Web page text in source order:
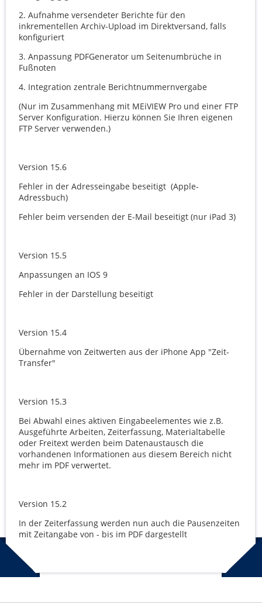
2. Aufnahme versendeter Berichte für den
inkrementellen Archiv-Upload im Direktversand, falls
konfiguriert
3. Anpassung PDFGenerator um Seitenumbrüche in
Fußnoten
4. Integration zentrale Berichtnummernvergabe
(Nur im Zusammenhang mit MEiVIEW Pro und einer FTP
Server Konfiguration. Hierzu können Sie Ihren eigenen
FTP Server verwenden.)
Version 15.6
Fehler in der Adresseingabe beseitigt (Apple-
Adressbuch)
Fehler beim versenden der E-Mail beseitigt (nur iPad 3)
Version 15.5
Anpassungen an IOS 9
Fehler in der Darstellung beseitigt
Version 15.4
Übernahme von Zeitwerten aus der iPhone App "Zeit-
Transfer"
Version 15.3
Bei Abwahl eines aktiven Eingabeelementes wie z.B.
Ausgeführte Arbeiten, Zeiterfassung, Materialtabelle
oder Freitext werden beim Datenaustausch die
vorhandenen Informationen aus diesem Bereich nicht
mehr im PDF verwertet.
Version 15.2
In der Zeiterfassung werden nun auch die Pausenzeiten
mit Zeitangabe von - bis im PDF dargestellt